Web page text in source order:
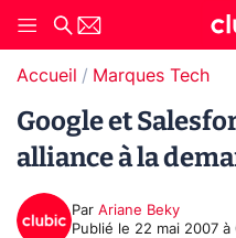
Accueil Marques Tech
Google et
alliance à la
Par Ariane Beky
Publié le 22 mai 2007 à